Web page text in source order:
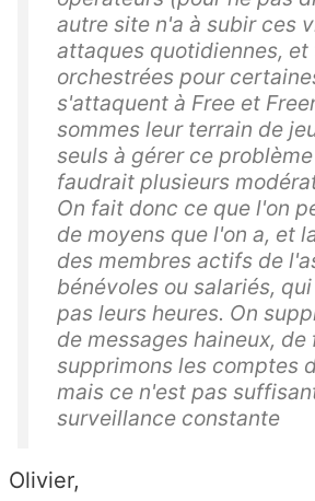
autre site n'a à subir ces
attaques quotidiennes, et
orchestrées pour
s'attaquent à Free et
sommes leur terrain de
seuls à gérer ce
faudrait plusieurs
On fait donc ce que l'on
de moyens que l'on a, et
des membres actifs de
bénévoles ou salariés,
pas leurs heures. On
de messages haineux, de
supprimons les comptes
mais ce n'est pas
surveillance constante
Olivier,